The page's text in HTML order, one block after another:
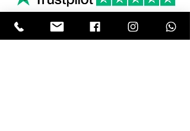
Tel.+390818501178 info@garumpompei.it